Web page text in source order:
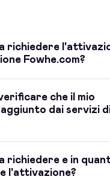
richiedere
Fowhe.com?
che il mio
dai servizi
richiedere e in
l'attivazione?